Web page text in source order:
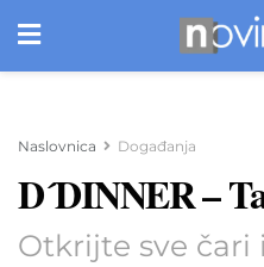
Naslovnica Događanja
D´DINNER –
Otkrijte sve čari